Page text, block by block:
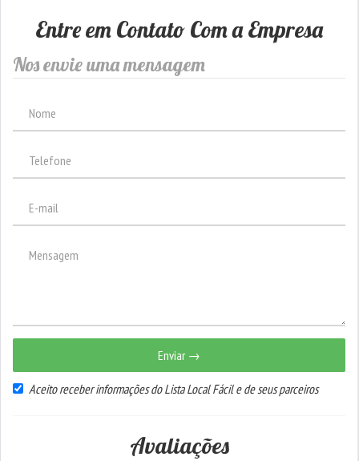
Entre em Contato Com a Empresa
Nos envie uma mensagem
Enviar →
Aceito receber informações do Lista Local Fácil e de seus parceiros
Avaliações